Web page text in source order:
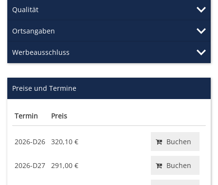
Qualität
Ortsangaben
Werbeausschluss
Preise und Termine
Termin Preis
2026-D26 320,10 € Buchen
2026-D27 291,00 € Buchen